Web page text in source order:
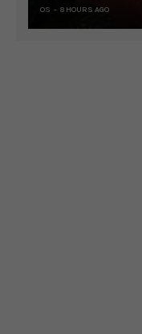
OS 8 HOURS AGO